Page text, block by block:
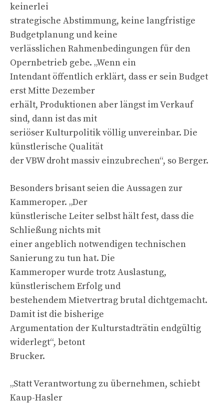
keinerlei
strategische Abstimmung, keine langfristige
Budgetplanung und keine
verlässlichen Rahmenbedingungen für den
Opernbetrieb gebe. „Wenn ein
Intendant öffentlich erklärt, dass er sein Budget
erst Mitte Dezember
erhält, Produktionen aber längst im Verkauf
sind, dann ist das mit
seriöser Kulturpolitik völlig unvereinbar. Die
künstlerische Qualität
der VBW droht massiv einzubrechen“, so Berger.
Besonders brisant seien die Aussagen zur
Kammeroper. „Der
künstlerische Leiter selbst hält fest, dass die
Schließung nichts mit
einer angeblich notwendigen technischen
Sanierung zu tun hat. Die
Kammeroper wurde trotz Auslastung,
künstlerischem Erfolg und
bestehendem Mietvertrag brutal dichtgemacht.
Damit ist die bisherige
Argumentation der Kulturstadträtin endgültig
widerlegt“, betont
Brucker.
„Statt Verantwortung zu übernehmen, schiebt
Kaup-Hasler